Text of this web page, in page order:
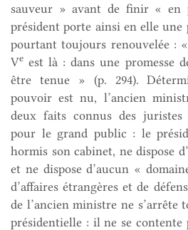
sauveur » avant de finir « en
président porte ainsi en elle une
pourtant toujours renouvelée :
Ve est là : dans une promesse
être tenue » (p. 294).
pouvoir est nu, l’ancien
deux faits connus des
pour le grand public : le
hormis son cabinet, ne dispose
et ne dispose d’aucun «
d’affaires étrangères et de
de l’ancien ministre ne s’arrête
présidentielle : il ne se contente